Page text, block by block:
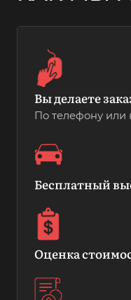
Вы делаете
По телефону или
Бесплатный
Оценка